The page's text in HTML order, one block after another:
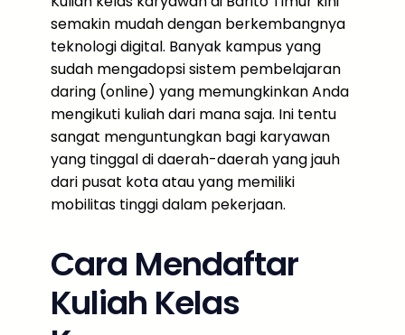
semakin mudah dengan berkembangnya
teknologi digital. Banyak kampus yang
sudah mengadopsi sistem pembelajaran
daring (online) yang memungkinkan Anda
mengikuti kuliah dari mana saja. Ini tentu
sangat menguntungkan bagi karyawan
yang tinggal di daerah-daerah yang jauh
dari pusat kota atau yang memiliki
mobilitas tinggi dalam pekerjaan.
Cara Mendaftar
Kuliah Kelas